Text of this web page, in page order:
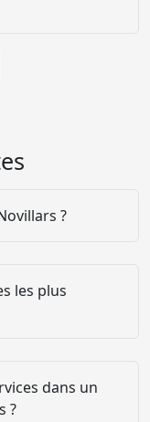
?
les plus
dans un
?